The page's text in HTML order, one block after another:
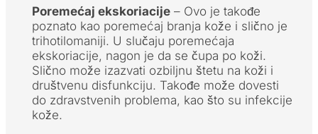
Poremećaj ekskoriacije – Ovo je takođe
poznato kao poremećaj branja kože i slično je
trihotilomaniji. U slučaju poremećaja
ekskoriacije, nagon je da se čupa po koži.
Slično može izazvati ozbiljnu štetu na koži i
društvenu disfunkciju. Takođe može dovesti
do zdravstvenih problema, kao što su infekcije
kože.